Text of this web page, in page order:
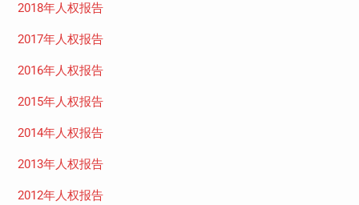
2018年人权报告
2017年人权报告
2016年人权报告
2015年人权报告
2014年人权报告
2013年人权报告
2012年人权报告